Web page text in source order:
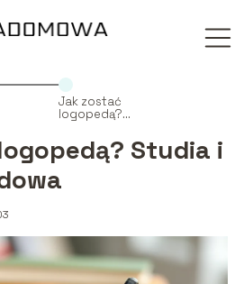
Jak zostać
logopedą?
zawodowa Studia i